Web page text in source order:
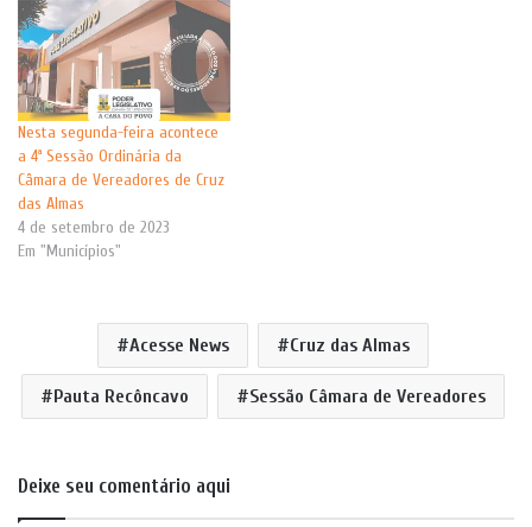
Nesta segunda-feira acontece
a 4ª Sessão Ordinária da
Câmara de Vereadores de Cruz
das Almas
4 de setembro de 2023
Em "Municípios"
Acesse News Cruz das Almas
Pauta Recôncavo Sessão Câmara de Vereadores
Deixe seu comentário aqui